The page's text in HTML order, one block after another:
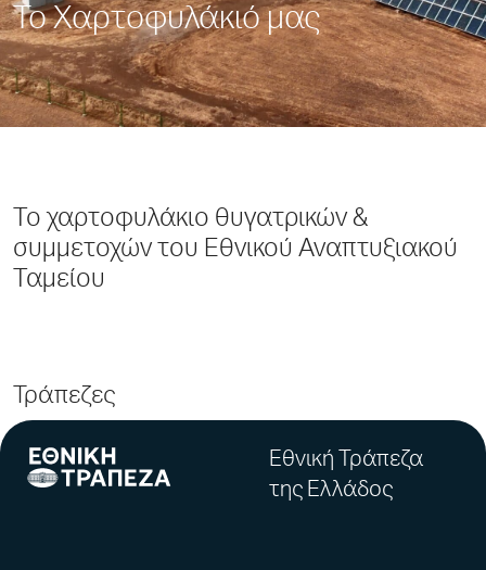
Το Χαρτοφυλάκιό μας
Το χαρτοφυλάκιο θυγατρικών &
συμμετοχών του Εθνικού Αναπτυξιακού
Ταμείου
Τράπεζες
Εθνική Τράπεζα
της Ελλάδος